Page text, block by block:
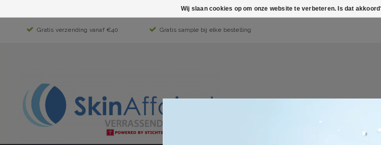
Gratis verzending vanaf €40 Gratis sample bij elke bestelling
Wij slaan cookies op om onze website te verbeteren. Is dat